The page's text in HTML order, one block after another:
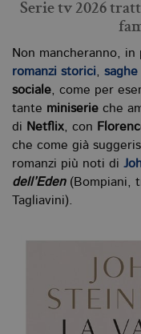
Serie tv 2026
Non mancheranno,
romanzi storici,
sociale, come per
tante miniserie che
di Netflix, con
che come già
romanzi più noti di
dell’Eden(Bompiani,
Tagliavini).